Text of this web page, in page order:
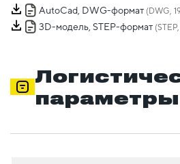
AutoCad, DWG-формат (DWG,
3D-модель, STEP-формат
параметры